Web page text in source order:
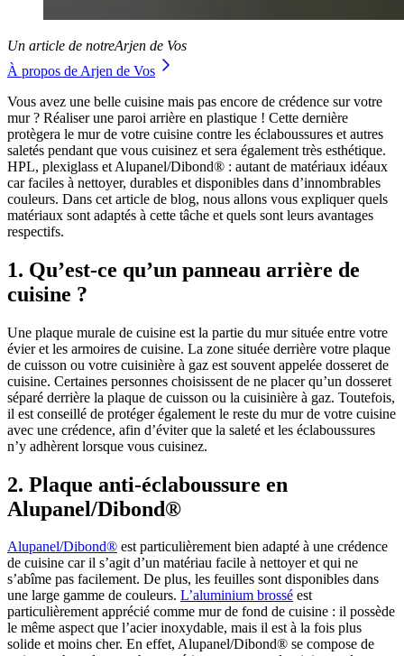
Un article de notreArjen de Vos
À propos de Arjen de Vos
Vous avez une belle cuisine mais pas encore de crédence sur votre
mur ? Réaliser une paroi arrière en plastique ! Cette dernière
protègera le mur de votre cuisine contre les éclaboussures et autres
saletés pendant que vous cuisinez et sera également très esthétique.
HPL, plexiglass et Alupanel/Dibond® : autant de matériaux idéaux
car faciles à nettoyer, durables et disponibles dans d’innombrables
couleurs. Dans cet article de blog, nous allons vous expliquer quels
matériaux sont adaptés à cette tâche et quels sont leurs avantages
respectifs.
1. Qu’est-ce qu’un panneau arrière de
cuisine ?
Une plaque murale de cuisine est la partie du mur située entre votre
évier et les armoires de cuisine. La zone située derrière votre plaque
de cuisson ou votre cuisinière à gaz est souvent appelée dosseret de
cuisine. Certaines personnes choisissent de ne placer qu’un dosseret
séparé derrière la plaque de cuisson ou la cuisinière à gaz. Toutefois,
il est conseillé de protéger également le reste du mur de votre cuisine
avec une crédence, afin d’éviter que la saleté et les éclaboussures
n’y adhèrent lorsque vous cuisinez.
2. Plaque anti-éclaboussure en
Alupanel/Dibond®
Alupanel/Dibond® est particulièrement bien adapté à une crédence
de cuisine car il s’agit d’un matériau facile à nettoyer et qui ne
s’abîme pas facilement. De plus, les feuilles sont disponibles dans
une large gamme de couleurs. L’aluminium brossé est
particulièrement apprécié comme mur de fond de cuisine : il possède
le même aspect que l’acier inoxydable, mais il est à la fois plus
solide et moins cher. En effet, Alupanel/Dibond® se compose de